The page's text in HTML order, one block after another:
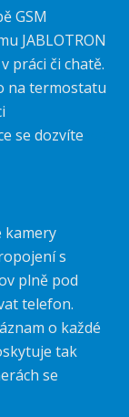
GSM
JABLOTRON
práci či chatě.
na termostatu
se dozvíte
kamery
s
plně pod
telefon.
o každé
tak
se